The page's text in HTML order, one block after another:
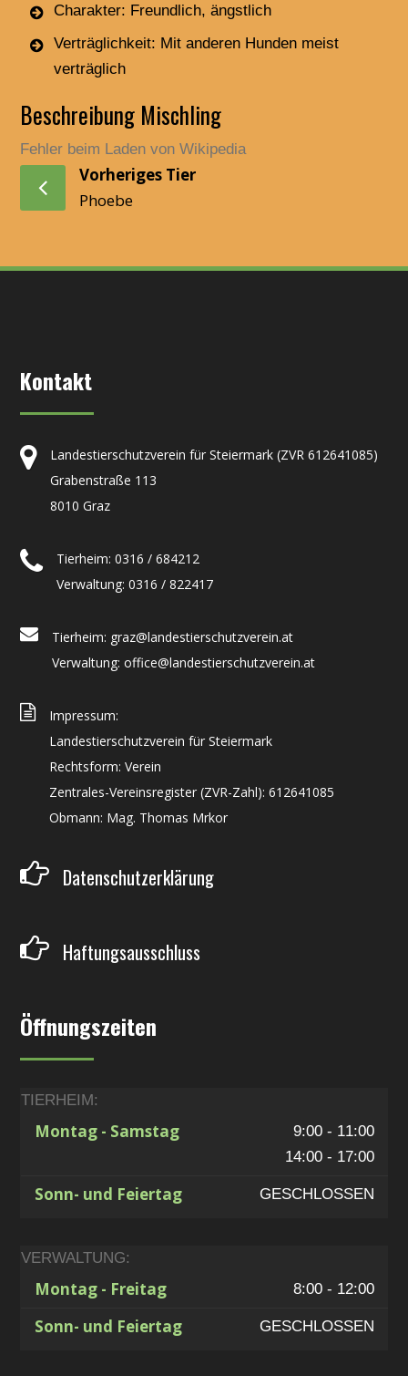
Charakter: Freundlich, ängstlich
Verträglichkeit: Mit anderen Hunden meist
verträglich
Beschreibung Mischling
Fehler beim Laden von Wikipedia
Vorheriges Tier
Phoebe
Kontakt
Landestierschutzverein für Steiermark (ZVR 612641085)
Grabenstraße 113
8010 Graz
Tierheim: 0316 / 684212
Verwaltung: 0316 / 822417
Tierheim: graz@landestierschutzverein.at
Verwaltung: office@landestierschutzverein.at
Impressum:
Landestierschutzverein für Steiermark
Rechtsform: Verein
Zentrales-Vereinsregister (ZVR-Zahl): 612641085
Obmann: Mag. Thomas Mrkor
Datenschutzerklärung
Haftungsausschluss
Öffnungszeiten
TIERHEIM:
Montag - Samstag
9:00 - 11:00
14:00 - 17:00
Sonn- und Feiertag GESCHLOSSEN
VERWALTUNG:
Montag - Freitag 8:00 - 12:00
Sonn- und Feiertag GESCHLOSSEN